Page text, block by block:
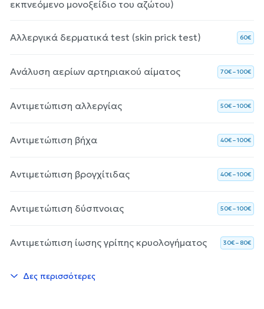
εκπνεόμενο μονοξείδιο του αζώτου)
Αλλεργικά δερματικά test (skin prick test) 60€
Ανάλυση αερίων αρτηριακού αίματος 70€ – 100€
Αντιμετώπιση αλλεργίας 50€ – 100€
Αντιμετώπιση βήχα 40€ – 100€
Αντιμετώπιση βρογχίτιδας 40€ – 100€
Αντιμετώπιση δύσπνοιας 50€ – 100€
Αντιμετώπιση ίωσης γρίπης κρυολογήματος 30€ – 80€
Δες περισσότερες